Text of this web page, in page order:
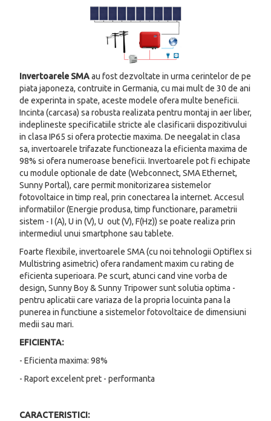
Invertoarele SMAau fost dezvoltate in urma cerintelor de pe
piata japoneza, contruite in Germania, cu mai mult de 30 de ani
de experinta in spate, aceste modele ofera multe beneficii.
Incinta (carcasa) sa robusta realizata pentru montaj in aer liber,
indeplineste specificatiile stricte ale clasificarii dispozitivului
in clasa IP65 si ofera protectie maxima. De neegalat in clasa
sa, invertoarele trifazate functioneaza la eficienta maxima de
98% si ofera numeroase beneficii. Invertoarele pot fi echipate
cu module optionale de date (Webconnect, SMA Ethernet,
Sunny Portal), care permit monitorizarea sistemelor
fotovoltaice in timp real, prin conectarea la internet. Accesul
informatiilor (Energie produsa, timp functionare, parametrii
sistem - I (A), U in (V), U out (V), F(Hz)) se poate realiza prin
intermediul unui smartphone sau tablete.
Foarte flexibile, invertoarele SMA (cu noi tehnologii Optiflex si
Multistring asimetric) ofera randament maxim cu rating de
eficienta superioara. Pe scurt, atunci cand vine vorba de
design, Sunny Boy & Sunny Tripower sunt solutia optima -
pentru aplicatii care variaza de la propria locuinta pana la
punerea in functiune a sistemelor fotovoltaice de dimensiuni
medii sau mari.
EFICIENTA:
- Eficienta maxima: 98%
- Raport excelent pret - performanta
CARACTERISTICI: